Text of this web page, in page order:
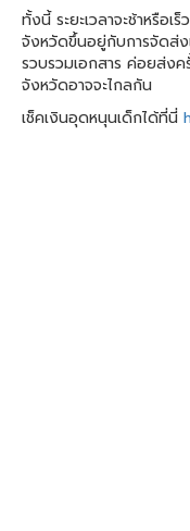
ทั้งนี้ ระยะเวลาจะช้าหรือ
จังหวัดขึ้นอยู่กับการจัดส่
รวบรวมเอกสาร ค่อยส่งค
จังหวัดอาจจะไกลกัน
เช็คเงินอุดหนุนเด็กได้ที่นี่